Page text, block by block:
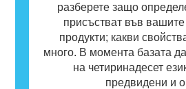
разберете защо
присъстват във вашите
продукти; какви
много. В момента базата
на четиринадесет
предвидени и